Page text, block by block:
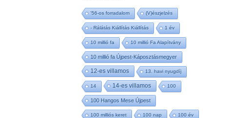
'56-os forradalom (V)észjelzés
- Rálátás Kiállítás Kiállítás 1 év
10 millió fa 10 millió Fa Alapítvány
10 millió fa Újpest-Káposztásmegyer
12-es villamos 13. havi nyugdíj
14 14-es villamos 100
100 Hangos Mese Újpest
100 milliós keret 100 nap 100 év